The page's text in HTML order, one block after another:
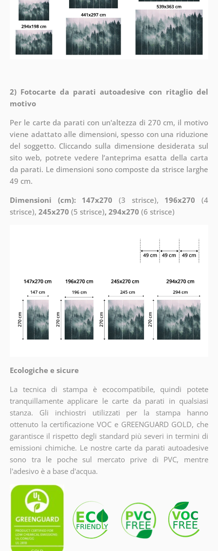
2) Fotocarte da parati autoadesive con ritaglio del
motivo
Per le carte da parati con un'altezza di 270 cm, il motivo
viene adattato alle dimensioni, spesso con una riduzione
del soggetto. Cliccando sulla dimensione desiderata sul
sito web, potrete vedere l’anteprima esatta della carta
da parati. Le dimensioni sono composte da strisce larghe
49 cm.
Dimensioni (cm): 147x270 (3 strisce), 196x270 (4
strisce), 245x270 (5 strisce), 294x270 (6 strisce)
Ecologiche e sicure
La tecnica di stampa è ecocompatibile, quindi potete
tranquillamente applicare le carte da parati in qualsiasi
stanza. Gli inchiostri utilizzati per la stampa hanno
ottenuto la certificazione VOC e GREENGUARD GOLD, che
garantisce il rispetto degli standard più severi in termini di
emissioni chimiche. Le nostre carte da parati autoadesive
sono tra le poche sul mercato prive di PVC, mentre
l'adesivo è a base d'acqua.